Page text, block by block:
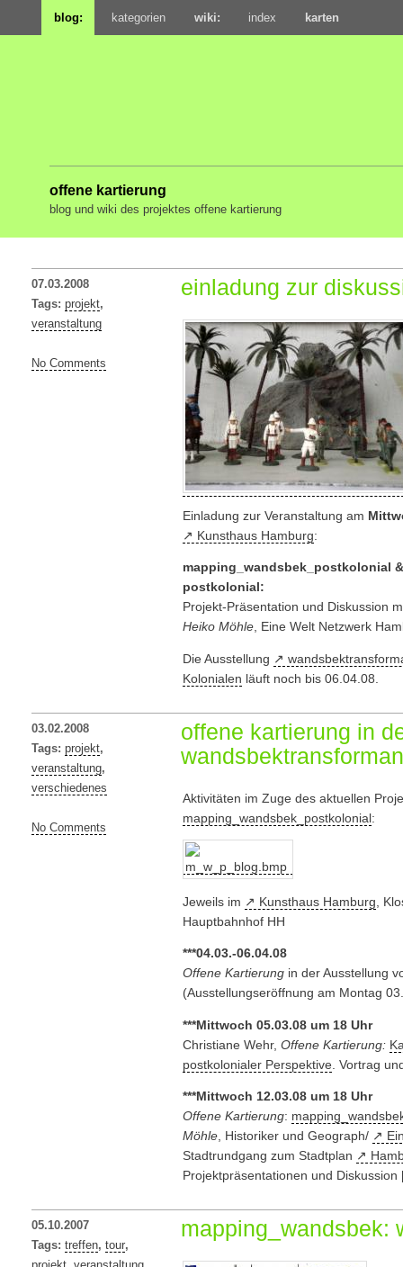
blog: kategorien wiki: index karten
offene kartierung
blog und wiki des projektes offene kartierung
07.03.2008
Tags: projekt,
veranstaltung
No Comments
einladung zur
Einladung zur Veranstaltung am
Kunsthaus Hamburg:
mapping_wandsbek_postkolonial
postkolonial:
Projekt-Präsentation und Diskussion
Heiko Möhle, Eine Welt Netzwerk
Die Ausstellung
Kolonialen läuft noch bis 06.04.08.
03.02.2008
Tags: projekt,
veranstaltung,
verschiedenes
No Comments
offene kartierung in
Aktivitäten im Zuge des aktuellen
mapping_wandsbek_postkolonial:
Jeweils im Kunsthaus Hamburg ,
Hauptbahnhof HH
***04.03.-06.04.08
Offene Kartierungin der Ausstellung
(Ausstellungseröffnung am Montag
***Mittwoch 05.03.08 um 18 Uhr
Christiane Wehr, Offene Kartierung:
postkolonialer Perspektive. Vortrag
***Mittwoch 12.03.08 um 18 Uhr
Offene Kartierung:
Möhle, Historiker und Geograph/
Stadtrundgang zum Stadtplan
Projektpräsentationen und Diskussion
05.10.2007
Tags: treffen, tour,
mapping_wandsbek: